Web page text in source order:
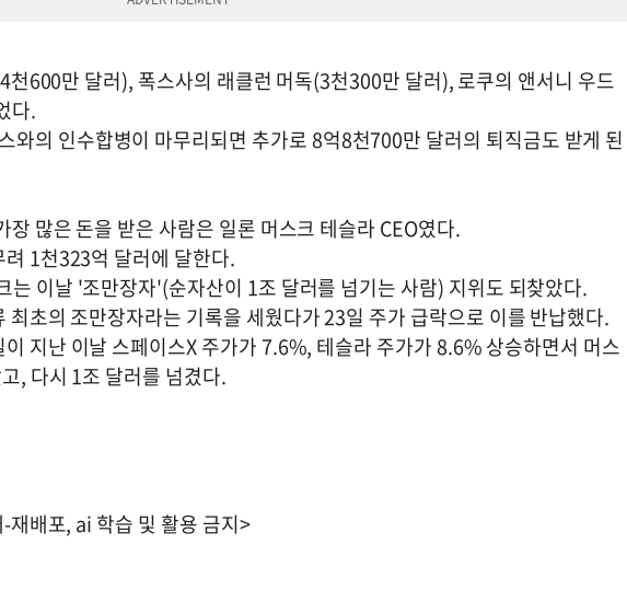
천600만 달러), 폭스사의 래클런 머독(3천300만 달러), 로쿠의 앤서니 우드
다.
와의 인수합병이 마무리되면 추가로 8억8천700만 달러의 퇴직금도 받게 된
장 많은 돈을 받은 사람은 일론 머스크 테슬라 CEO였다.
1천323억 달러에 달한다.
는 이날 '조만장자'(순자산이 1조 달러를 넘기는 사람) 지위도 되찾았다.
최초의 조만장자라는 기록을 세웠다가 23일 주가 급락으로 이를 반납했다.
지난 이날 스페이스X 주가가 7.6%, 테슬라 주가가 8.6% 상승하면서 머스
, 다시 1조 달러를 넘겼다.
배포, ai 학습 및 활용 금지>